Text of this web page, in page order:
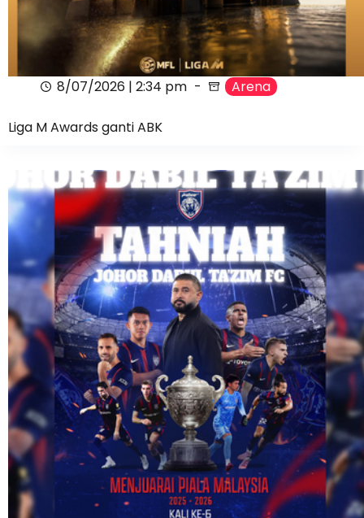
8/07/2026 | 2:34 pm Arena
Liga M Awards ganti ABK